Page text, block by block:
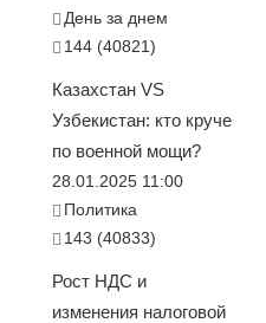
День за днем
144 (40821)
Казахстан VS
Узбекистан: кто круче
по военной мощи?
28.01.2025 11:00
Политика
143 (40833)
Рост НДС и
изменения налоговой